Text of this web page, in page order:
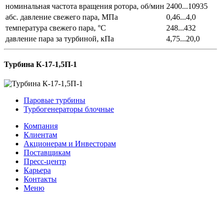
номинальная частота вращения ротора, об/мин 2400...10935
абс. давление свежего пара, МПа
0,46...4,0
температура свежего пара, °С
248...432
давление пара за турбиной, кПа
4,75...20,0
Турбина К-17-1,5П-1
Паровые турбины
Турбогенераторы блочные
Компания
Клиентам
Акционерам и Инвесторам
Поставщикам
Пресс-центр
Карьера
Контакты
Меню